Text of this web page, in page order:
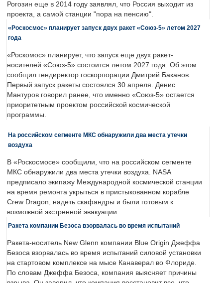
Рогозин еще в 2014 году заявлял, что Россия выходит из
проекта, а самой станции "пора на пенсию".
«Роскосмос» планирует запуск двух ракет «Союз-5» летом 2027
года
«Роскомос» планирует, что запуск еще двух ракет-
носителей «Союз-5» состоится летом 2027 года. Об этом
сообщил гендиректор госкорпорации Дмитрий Баканов.
Первый запуск ракеты состоялся 30 апреля. Денис
Мантуров говорил ранее, что именно «Союз-5» остается
приоритетным проектом российской космической
программы.
На российском сегменте МКС обнаружили два места утечки
воздуха
В «Роскосмосе» сообщили, что на российском сегменте
МКС обнаружили два места утечки воздуха. NASA
предписало экипажу Международной космической станции
на время ремонта укрыться в пристыкованном корабле
Crew Dragon, надеть скафандры и были готовым к
возможной экстренной эвакуации.
Ракета компании Безоса взорвалась во время испытаний
Ракета-носитель New Glenn компании Blue Origin Джеффа
Безоса взорвалась во время испытаний силовой установки
на стартовом комплексе на мысе Канаверал во Флориде.
По словам Джеффа Безоса, компания выясняет причины